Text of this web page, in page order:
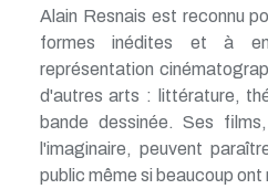
Alain Resnais est reconnu
formes inédites et à
représentation
d'autres arts : littérature,
bande dessinée. Ses
l'imaginaire, peuvent
public même si beaucoup